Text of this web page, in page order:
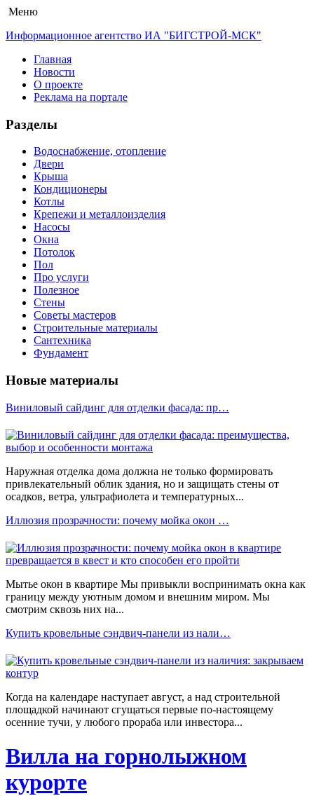
Меню
Информационное агентство ИА "БИГСТРОЙ-МСК"
Главная
Новости
О проекте
Реклама на портале
Разделы
Водоснабжение, отопление
Двери
Крыша
Кондиционеры
Котлы
Крепежи и металлоизделия
Насосы
Окна
Потолок
Пол
Про услуги
Полезное
Стены
Советы мастеров
Строительные материалы
Сантехника
Фундамент
Новые материалы
Виниловый сайдинг для отделки фасада: пр…
Наружная отделка дома должна не только формировать
привлекательный облик здания, но и защищать стены от
осадков, ветра, ультрафиолета и температурных...
Иллюзия прозрачности: почему мойка окон …
Мытье окон в квартире Мы привыкли воспринимать окна как
границу между уютным домом и внешним миром. Мы
смотрим сквозь них на...
Купить кровельные сэндвич-панели из нали…
Когда на календаре наступает август, а над строительной
площадкой начинают сгущаться первые по-настоящему
осенние тучи, у любого прораба или инвестора...
Вилла на горнолыжном
курорте